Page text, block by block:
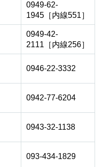
0949-62-
1945［内線551］
0949-42-
2111［内線256］
0946-22-3332
0942-77-6204
0943-32-1138
093-434-1829